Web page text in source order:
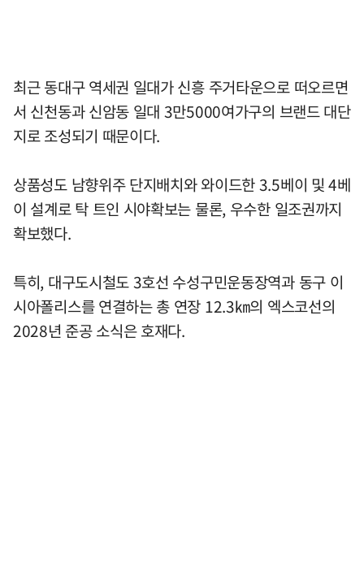
최근 동대구 역세권 일대가 신흥 주거타운으로 떠오르면
서 신천동과 신암동 일대 3만5000여가구의 브랜드 대단
지로 조성되기 때문이다.
상품성도 남향위주 단지배치와 와이드한 3.5베이 및 4베
이 설계로 탁 트인 시야확보는 물론, 우수한 일조권까지
확보했다.
특히, 대구도시철도 3호선 수성구민운동장역과 동구 이
시아폴리스를 연결하는 총 연장 12.3㎞의 엑스코선의
2028년 준공 소식은 호재다.